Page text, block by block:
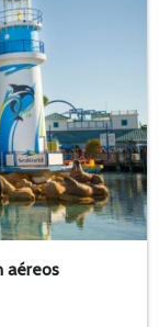
aéreos